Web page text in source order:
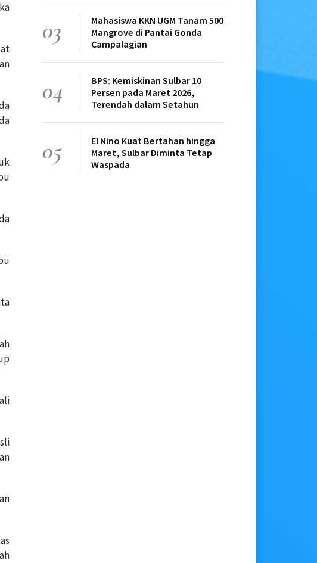
03
Mahasiswa KKN UGM Tanam 500
Mangrove di Pantai Gonda
Campalagian
04
BPS: Kemiskinan Sulbar 10
Persen pada Maret 2026,
Terendah dalam Setahun
05
El Nino Kuat Bertahan hingga
Maret, Sulbar Diminta Tetap
Waspada